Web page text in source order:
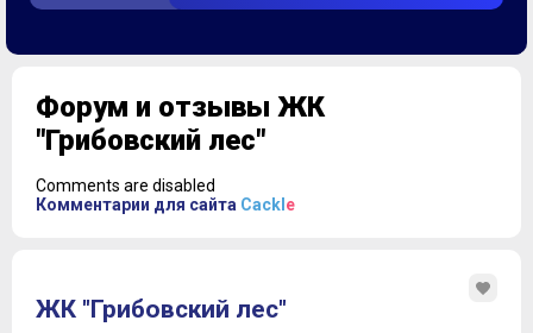
Форум и отзывы ЖК
"Грибовский лес"
Comments are disabled
Комментарии для сайта Cackl e
ЖК "Грибовский лес"